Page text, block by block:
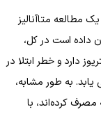
مطالعه متاآنالیز
معتبر نشان داده است در کل،
دارد و خطر ابتلا در
می یابد. به طور مشابه،
هفته مصرف کرده‌اند، با